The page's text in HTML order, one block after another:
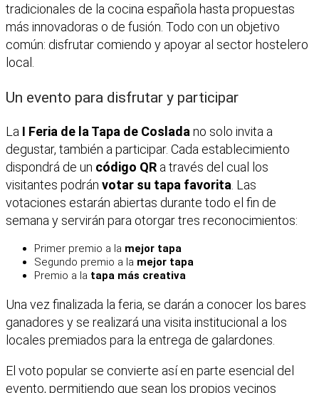
tradicionales de la cocina española hasta propuestas
más innovadoras o de fusión. Todo con un objetivo
común: disfrutar comiendo y apoyar al sector hostelero
local.
Un evento para disfrutar y participar
La I Feria de la Tapa de Coslada no solo invita a
degustar, también a participar. Cada establecimiento
dispondrá de un código QR a través del cual los
visitantes podrán votar su tapa favorita . Las
votaciones estarán abiertas durante todo el fin de
semana y servirán para otorgar tres reconocimientos:
Primer premio a la mejor tapa
Segundo premio a la mejor tapa
Premio a la tapa más creativa
Una vez finalizada la feria, se darán a conocer los bares
ganadores y se realizará una visita institucional a los
locales premiados para la entrega de galardones.
El voto popular se convierte así en parte esencial del
evento, permitiendo que sean los propios vecinos